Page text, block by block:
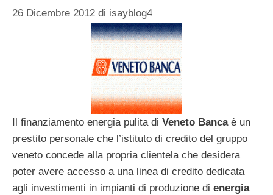
26 Dicembre 2012 di isayblog4
Il finanziamento energia pulita di Veneto Bancaè un
prestito personale che l’istituto di credito del gruppo
veneto concede alla propria clientela che desidera
poter avere accesso a una linea di credito dedicata
agli investimenti in impianti di produzione di energia